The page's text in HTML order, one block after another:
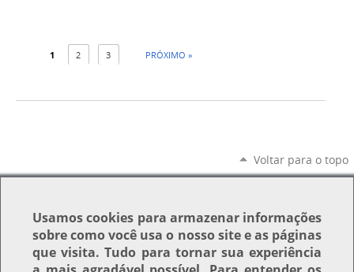
1 2 3 PRÓXIMO »
Voltar para o topo
Usamoscookies para armazenar informações
sobre como você usa o nosso site e as páginas
que visita. Tudo para tornar sua experiência